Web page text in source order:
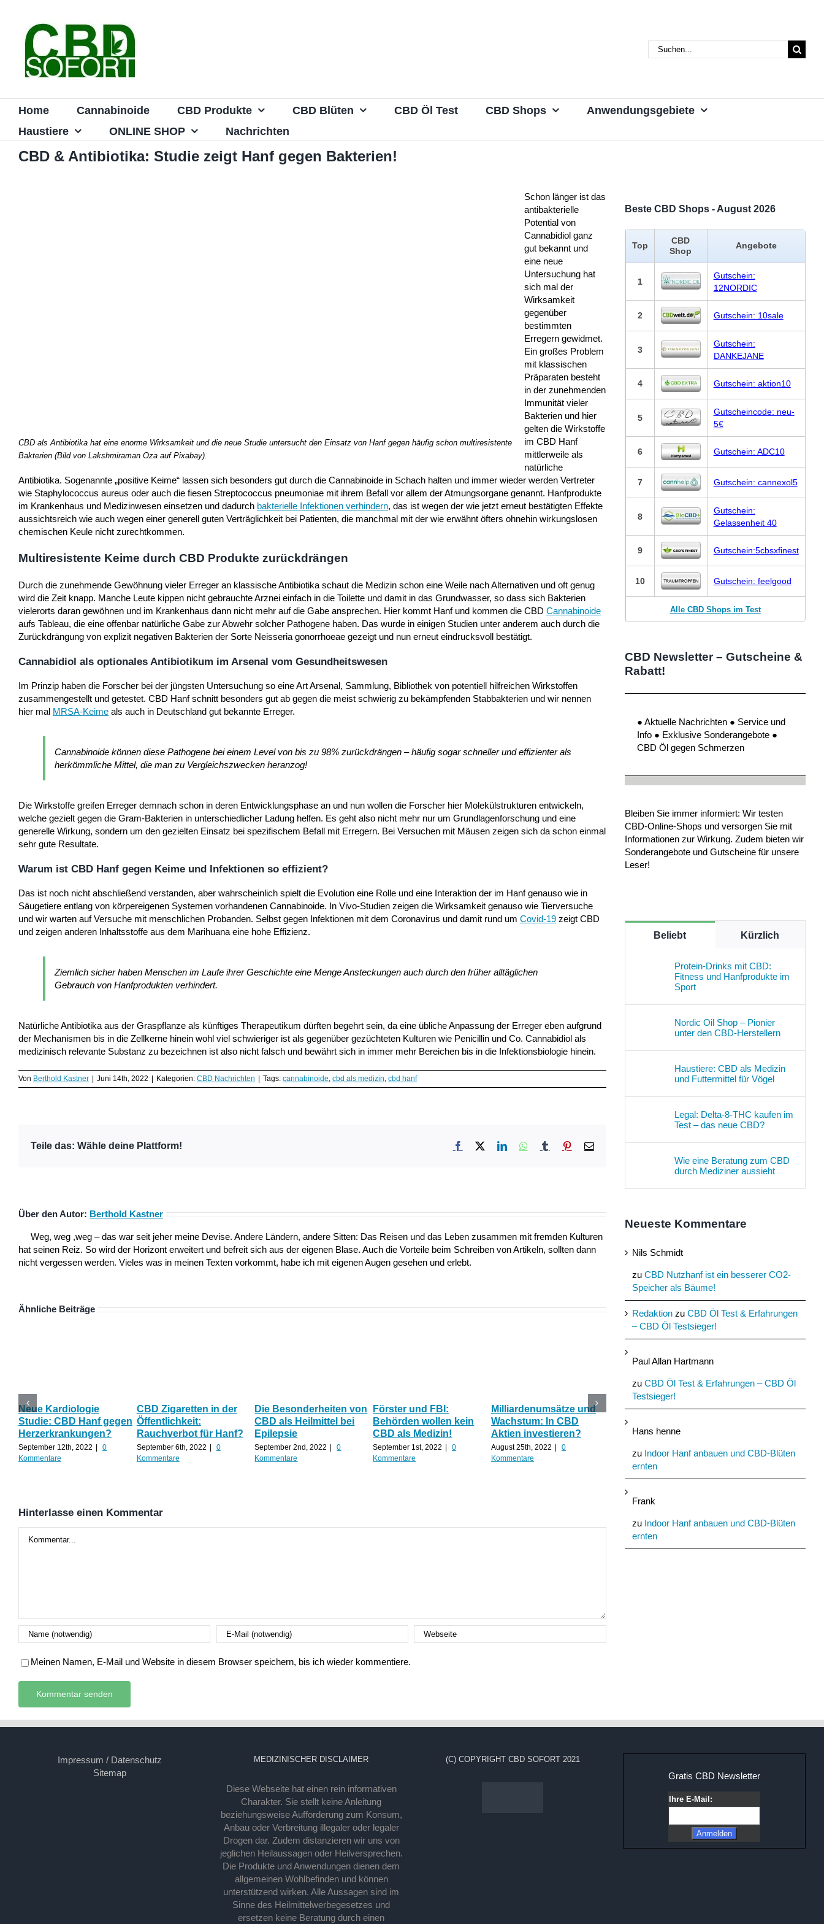
springen
Suche
nach:
Home Cannabinoide CBD Produkte CBD Blüten CBD Öl Test CBD Shops
Anwendungsgebiete
Haustiere
ONLINE SHOP Nachrichten
CBD & Antibiotika: Studie zeigt Hanf gegen Bakterien!
CBD als Antibiotika hat eine enorme Wirksamkeit und die neue Studie untersucht den Einsatz von Hanf gegen häufig schon multiresistente
Bakterien (Bild von Lakshmiraman Oza auf Pixabay).
Schon länger ist das
antibakterielle
Potential von
Cannabidiol ganz
gut bekannt und
eine neue
Untersuchung hat
sich mal der
Wirksamkeit
gegenüber
bestimmten
Erregern gewidmet.
Ein großes Problem
mit klassischen
Präparaten besteht
in der zunehmenden
Immunität vieler
Bakterien und hier
gelten die Wirkstoffe
im CBD Hanf
mittlerweile als
natürliche
Antibiotika. Sogenannte „positive Keime“ lassen sich besonders gut durch die Cannabinoide in Schach halten und immer wieder werden Vertreter
wie Staphylococcus aureus oder auch die fiesen Streptococcus pneumoniae mit ihrem Befall vor allem der Atmungsorgane genannt. Hanfprodukte
im Krankenhaus und Medizinwesen einsetzen und dadurch bakterielle Infektionen verhindern, das ist wegen der wie jetzt erneut bestätigten Effekte
aussichtsreich wie auch wegen einer generell guten Verträglichkeit bei Patienten, die manchmal mit der wie erwähnt öfters ohnehin wirkungslosen
chemischen Keule nicht zurechtkommen.
Multiresistente Keime durch CBD Produkte zurückdrängen
Durch die zunehmende Gewöhnung vieler Erreger an klassische Antibiotika schaut die Medizin schon eine Weile nach Alternativen und oft genug
wird die Zeit knapp. Manche Leute kippen nicht gebrauchte Arznei einfach in die Toilette und damit in das Grundwasser, so dass sich Bakterien
vielerorts daran gewöhnen und im Krankenhaus dann nicht mehr auf die Gabe ansprechen. Hier kommt Hanf und kommen die CBD Cannabinoide
aufs Tableau, die eine offenbar natürliche Gabe zur Abwehr solcher Pathogene haben. Das wurde in einigen Studien unter anderem auch durch die
Zurückdrängung von explizit negativen Bakterien der Sorte Neisseria gonorrhoeae gezeigt und nun erneut eindrucksvoll bestätigt.
Cannabidiol als optionales Antibiotikum im Arsenal vom Gesundheitswesen
Im Prinzip haben die Forscher bei der jüngsten Untersuchung so eine Art Arsenal, Sammlung, Bibliothek von potentiell hilfreichen Wirkstoffen
zusammengestellt und getestet. CBD Hanf schnitt besonders gut ab gegen die meist schwierig zu bekämpfenden Stabbakterien und wir nennen
hier mal MRSA-Keime als auch in Deutschland gut bekannte Erreger.
Cannabinoide können diese Pathogene bei einem Level von bis zu 98% zurückdrängen – häufig sogar schneller und effizienter als
herkömmliche Mittel, die man zu Vergleichszwecken heranzog!
Die Wirkstoffe greifen Erreger demnach schon in deren Entwicklungsphase an und nun wollen die Forscher hier Molekülstrukturen entwickeln,
welche gezielt gegen die Gram-Bakterien in unterschiedlicher Ladung helfen. Es geht also nicht mehr nur um Grundlagenforschung und eine
generelle Wirkung, sondern um den gezielten Einsatz bei spezifischem Befall mit Erregern. Bei Versuchen mit Mäusen zeigen sich da schon einmal
sehr gute Resultate.
Warum ist CBD Hanf gegen Keime und Infektionen so effizient?
Das ist noch nicht abschließend verstanden, aber wahrscheinlich spielt die Evolution eine Rolle und eine Interaktion der im Hanf genauso wie in
Säugetiere entlang von körpereigenen Systemen vorhandenen Cannabinoide. In Vivo-Studien zeigen die Wirksamkeit genauso wie Tierversuche
und wir warten auf Versuche mit menschlichen Probanden. Selbst gegen Infektionen mit dem Coronavirus und damit rund um Covid-19 zeigt CBD
und zeigen anderen Inhaltsstoffe aus dem Marihuana eine hohe Effizienz.
Ziemlich sicher haben Menschen im Laufe ihrer Geschichte eine Menge Ansteckungen auch durch den früher alltäglichen
Gebrauch von Hanfprodukten verhindert.
Natürliche Antibiotika aus der Graspflanze als künftiges Therapeutikum dürften begehrt sein, da eine übliche Anpassung der Erreger eben aufgrund
der Mechanismen bis in die Zellkerne hinein wohl viel schwieriger ist als gegenüber gezüchteten Kulturen wie Penicillin und Co. Cannabidiol als
medizinisch relevante Substanz zu bezeichnen ist also nicht falsch und bewährt sich in immer mehr Bereichen bis in die Infektionsbiologie hinein.
Von Berthold Kastner | Juni 14th, 2022 | Kategorien: CBD Nachrichten | Tags: cannabinoide, cbd als medizin, cbd hanf
Teile das: Wähle deine Plattform! Facebook
X LinkedInWhatsApp
TumblrPinterest
E-
Über den Autor: Berthold Kastner
Weg, weg ,weg – das war seit jeher meine Devise. Andere Ländern, andere Sitten: Das Reisen und das Leben zusammen mit fremden Kulturen
hat seinen Reiz. So wird der Horizont erweitert und befreit sich aus der eigenen Blase. Auch die Vorteile beim Schreiben von Artikeln, sollten dann
nicht vergessen werden. Vieles was in meinen Texten vorkommt, habe ich mit eigenen Augen gesehen und erlebt.
Ähnliche Beiträge
Neue Kardiologie
Studie: CBD Hanf gegen
Herzerkrankungen?
September 12th, 2022 |
0
Kommentare
CBD Zigaretten in der
Öffentlichkeit:
Rauchverbot für Hanf?
September 6th, 2022 |
0
Kommentare
Die Besonderheiten von
CBD als Heilmittel bei
Epilepsie
September 2nd, 2022 |
0
Kommentare
Förster und FBI:
Behörden wollen kein
CBD als Medizin!
September 1st, 2022 |
0
Kommentare
Milliardenumsätze und
Wachstum: In CBD
Aktien investieren?
August 25th, 2022 |
0
Kommentare
Katerstimmung: Wie
hilfreich ist CBD Hanf
nach zu viel Alkohol?
Kommentare
Das Ökohaus aus
August 21st, 2022 |
Hinterlasse einen Kommentar
Meinen Namen, E-Mail und Website in diesem Browser speichern, bis ich wieder kommentiere.
Beste CBD Shops - August 2026
Top
CBD
Shop
Angebote
1
Gutschein:
12NORDIC
2 Gutschein: 10sale
3
Gutschein:
DANKEJANE
4 Gutschein: aktion10
5
Gutscheincode: neu-
5€
6 Gutschein: ADC10
7 Gutschein: cannexol5
8
Gutschein:
Gelassenheit 40
9 Gutschein:5cbsxfinest
10 Gutschein: feelgood
Alle CBD Shops im Test
CBD Newsletter – Gutscheine &
Rabatt!
● Aktuelle Nachrichten ● Service und
Info ● Exklusive Sonderangebote ●
CBD Öl gegen Schmerzen
Bleiben Sie immer informiert: Wir testen
CBD-Online-Shops und versorgen Sie mit
Informationen zur Wirkung. Zudem bieten wir
Sonderangebote und Gutscheine für unsere
Leser!
Beliebt Kürzlich
Protein-Drinks mit CBD:
Fitness und Hanfprodukte im
Sport
Nordic Oil Shop – Pionier
unter den CBD-Herstellern
Haustiere: CBD als Medizin
und Futtermittel für Vögel
Legal: Delta-8-THC kaufen im
Test – das neue CBD?
Wie eine Beratung zum CBD
durch Mediziner aussieht
Neueste Kommentare
Nils Schmidt
zu CBD Nutzhanf ist ein besserer CO2-
Speicher als Bäume!
Redaktion zu CBD Öl Test & Erfahrungen
– CBD Öl Testsieger!
Paul Allan Hartmann
zu CBD Öl Test & Erfahrungen – CBD Öl
Testsieger!
Hans henne
zu Indoor Hanf anbauen und CBD-Blüten
ernten
Frank
zu Indoor Hanf anbauen und CBD-Blüten
ernten
Impressum / Datenschutz
Sitemap
MEDIZINISCHER DISCLAIMER
Diese Webseite hat einen rein informativen
Charakter. Sie stellt keine Anleitung
beziehungsweise Aufforderung zum Konsum,
Anbau oder Verbreitung illegaler oder legaler
Drogen dar. Zudem distanzieren wir uns von
jeglichen Heilaussagen oder Heilversprechen.
Die Produkte und Anwendungen dienen dem
allgemeinen Wohlbefinden und können
unterstützend wirken. Alle Aussagen sind im
Sinne des Heilmittelwerbegesetzes und
ersetzen keine Beratung durch einen
(C) COPYRIGHT CBD SOFORT 2021
Gratis CBD Newsletter
Ihre E-Mail: